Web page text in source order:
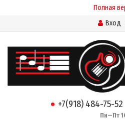
Полная
Вход
+7(918) 484-75-52
Пн—Пт